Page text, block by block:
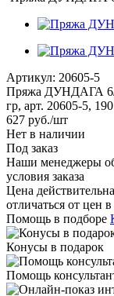
Артикул: 20605-5
Пряжа ДУНДАГА 6/
гр, арт. 20605-5,
627 руб./шт
Нет в наличии
Под заказ
Наши менеджеры
условия заказа
Цена
отличаться от цен
Помощь в подборе
Конусы в подарок
Помощь